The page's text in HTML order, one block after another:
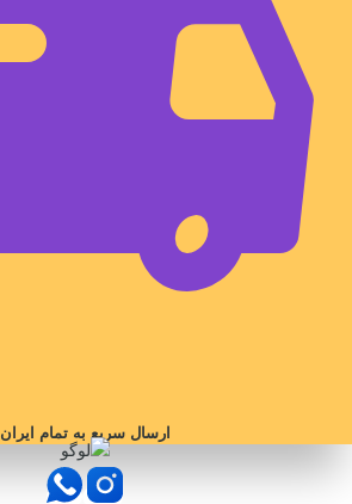
ارسال سریع به تمام ایران